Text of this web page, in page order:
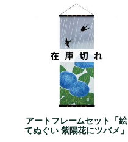
アートフレームセット「絵
てぬぐい 紫陽花にツバメ」